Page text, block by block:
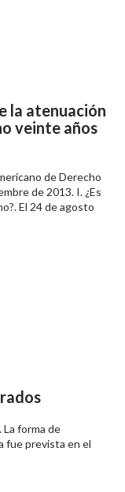
la atenuación
veinte años
de Derecho
de 2013. I. ¿Es
El 24 de agosto
La forma de
fue prevista en el